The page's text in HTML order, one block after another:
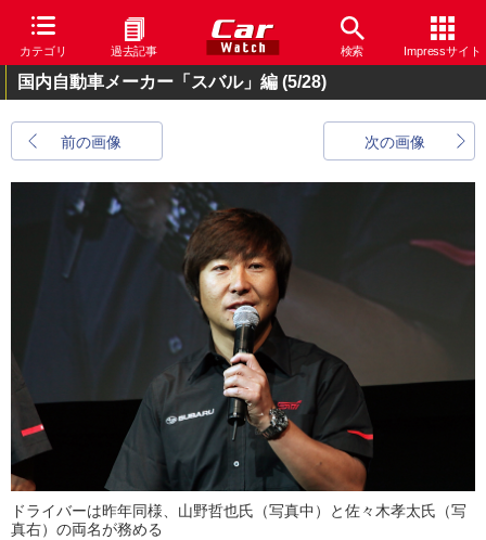
カテゴリ 過去記事 検索 Impressサイト
国内自動車メーカー「スバル」編 (5/28)
前の画像 次の画像
ドライバーは昨年同様、山野哲也氏（写真中）と佐々木孝太氏（写
真右）の両名が務める